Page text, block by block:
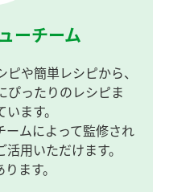
ーチーム
や簡単レシピから、
ぴったりのレシピま
ます。
ームによって監修され
用いただけます。
ます。